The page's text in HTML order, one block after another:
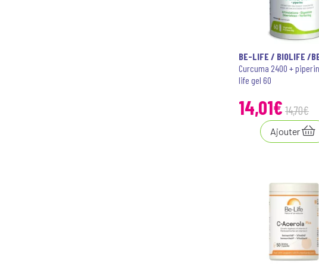
BE-LIFE / BIOLIFE /
Curcuma 2400 +
life gel 60
14,01€ 14,70€
Ajouter